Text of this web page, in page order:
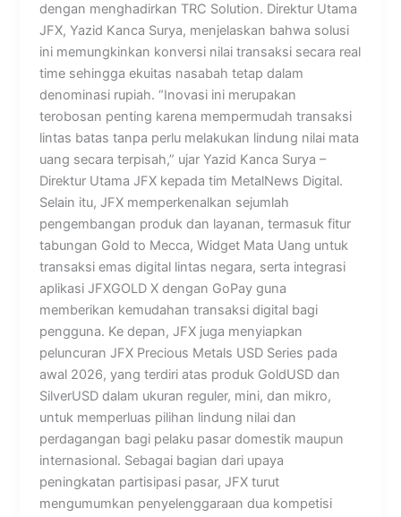
dengan menghadirkan TRC Solution. Direktur Utama
JFX, Yazid Kanca Surya, menjelaskan bahwa solusi
ini memungkinkan konversi nilai transaksi secara real
time sehingga ekuitas nasabah tetap dalam
denominasi rupiah. “Inovasi ini merupakan
terobosan penting karena mempermudah transaksi
lintas batas tanpa perlu melakukan lindung nilai mata
uang secara terpisah,” ujar Yazid Kanca Surya –
Direktur Utama JFX kepada tim MetalNews Digital.
Selain itu, JFX memperkenalkan sejumlah
pengembangan produk dan layanan, termasuk fitur
tabungan Gold to Mecca, Widget Mata Uang untuk
transaksi emas digital lintas negara, serta integrasi
aplikasi JFXGOLD X dengan GoPay guna
memberikan kemudahan transaksi digital bagi
pengguna. Ke depan, JFX juga menyiapkan
peluncuran JFX Precious Metals USD Series pada
awal 2026, yang terdiri atas produk GoldUSD dan
SilverUSD dalam ukuran reguler, mini, dan mikro,
untuk memperluas pilihan lindung nilai dan
perdagangan bagi pelaku pasar domestik maupun
internasional. Sebagai bagian dari upaya
peningkatan partisipasi pasar, JFX turut
mengumumkan penyelenggaraan dua kompetisi